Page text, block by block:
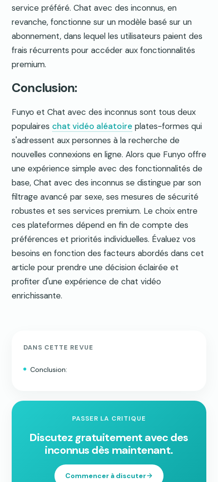
service préféré. Chat avec des inconnus, en
revanche, fonctionne sur un modèle basé sur un
abonnement, dans lequel les utilisateurs paient des
frais récurrents pour accéder aux fonctionnalités
premium.
Conclusion:
Funyo et Chat avec des inconnus sont tous deux
populaires chat vidéo aléatoire plates-formes qui
s'adressent aux personnes à la recherche de
nouvelles connexions en ligne. Alors que Funyo offre
une expérience simple avec des fonctionnalités de
base, Chat avec des inconnus se distingue par son
filtrage avancé par sexe, ses mesures de sécurité
robustes et ses services premium. Le choix entre
ces plateformes dépend en fin de compte des
préférences et priorités individuelles. Évaluez vos
besoins en fonction des facteurs abordés dans cet
article pour prendre une décision éclairée et
profiter d'une expérience de chat vidéo
enrichissante.
DANS CETTE REVUE
Conclusion:
PASSER LA CRITIQUE
Discutez gratuitement avec des
inconnus dès maintenant.
Commencer à discuter